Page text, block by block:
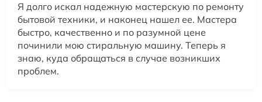
Я долго искал надежную мастерскую по ремонту
бытовой техники, и наконец нашел ее. Мастера
быстро, качественно и по разумной цене
починили мою стиральную машину. Теперь я
знаю, куда обращаться в случае возникших
проблем.